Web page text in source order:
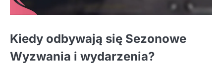
Kiedy odbywają się Sezonowe
Wyzwania i wydarzenia?